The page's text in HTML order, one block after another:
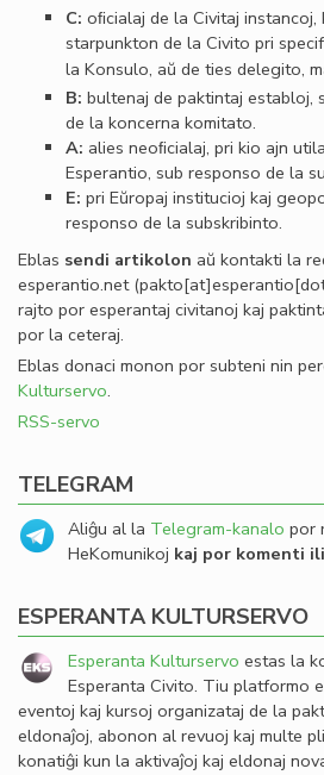
C: oﬁcialaj de la Civitaj instancoj,
starpunkton de la Civito pri
la Konsulo, aŭ de ties delegito,
B: bultenaj de paktintaj establoj,
de la koncerna komitato.
A: alies neoﬁcialaj, pri kio ajn
Esperantio, sub responso de la
E: pri Eŭropaj institucioj kaj
responso de la subskribinto.
Eblas sendi artikolon aŭ kontakti la
esperantio.net
rajto por esperantaj civitanoj kaj
por la ceteraj.
Eblas donaci monon por subteni nin
Kulturservo.
RSS-servo
TELEGRAM
Aliĝu al la Telegram-kanalo por
HeKomunikoj kaj por komenti
ESPERANTA KULTURSERVO
Esperanta Kulturservo estas la
Esperanta Civito. Tiu platformo
eventoj kaj kursoj organizataj de la
eldonaĵoj, abonon al revuoj kaj multe
konatiĝi kun la aktivaĵoj kaj eldonaj